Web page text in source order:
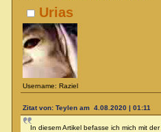
Urias
Username: Raziel
Zitat von: Teylen am 4.08.2020 | 01:11
In diesem Artikel befasse ich mich mit